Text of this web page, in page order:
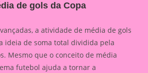
de gols da Copa
a atividade de média de gols
ideia de soma total dividida pela
Mesmo que o conceito de média
futebol ajuda a tornar a